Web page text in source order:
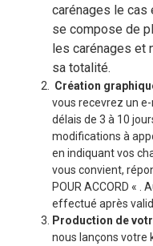
carénages le cas
se compose de
les carénages et
sa totalité.
Création
vous recevrez un
délais de 3 à 10
modifications à
en indiquant vos
vous convient,
POUR ACCORD «
effectué après
Production de
nous lançons votre